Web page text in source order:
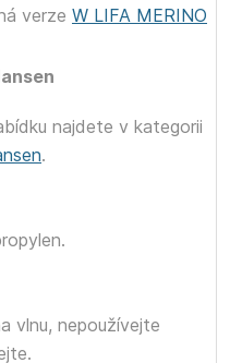
verze W LIFA MERINO
najdete v kategorii
.
vlnu, nepoužívejte